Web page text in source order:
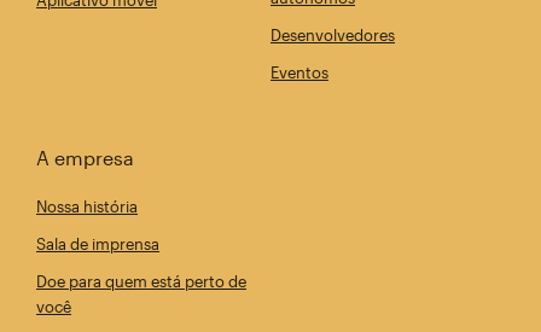
Desenvolvedores
Eventos
A empresa
Nossa história
Sala de imprensa
Doe para quem está perto de
você